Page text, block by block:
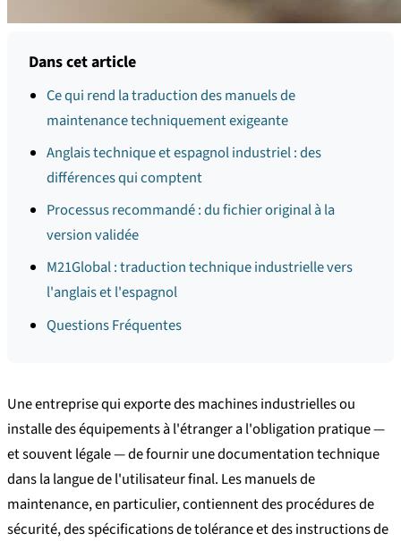
Dans cet article
Ce qui rend la traduction des manuels de
maintenance techniquement exigeante
Anglais technique et espagnol industriel : des
différences qui comptent
Processus recommandé : du fichier original à la
version validée
M21Global : traduction technique industrielle vers
l'anglais et l'espagnol
Questions Fréquentes
Une entreprise qui exporte des machines industrielles ou
installe des équipements à l'étranger a l'obligation pratique —
et souvent légale — de fournir une documentation technique
dans la langue de l'utilisateur final. Les manuels de
maintenance, en particulier, contiennent des procédures de
sécurité, des spécifications de tolérance et des instructions de